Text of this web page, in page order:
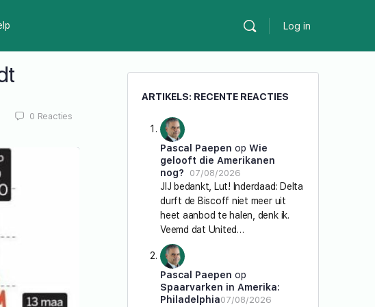
Log in
0 Reacties
ARTIKELS: RECENTE REACTIES
Pascal Paepen op Wie
gelooft die Amerikanen
nog? 07/08/2026
JIJ bedankt, Lut! Inderdaad: Delta
durft de Biscoff niet meer uit
heet aanbod te halen, denk ik.
Veemd dat United…
Pascal Paepen op
Spaarvarken in Amerika:
Philadelphia07/08/2026